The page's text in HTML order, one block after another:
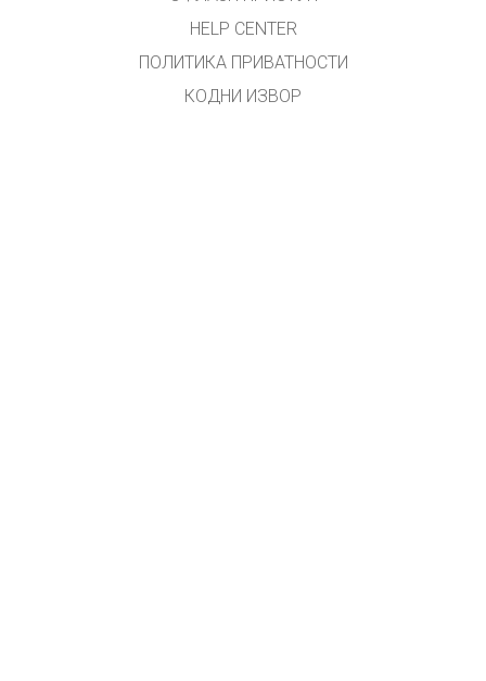
HELP CENTER
ПОЛИТИКА ПРИВАТНОСТИ
КОДНИ ИЗВОР